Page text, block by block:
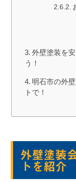
外壁塗装を
う！
明石市の外
トで！
外壁塗装
トを紹介